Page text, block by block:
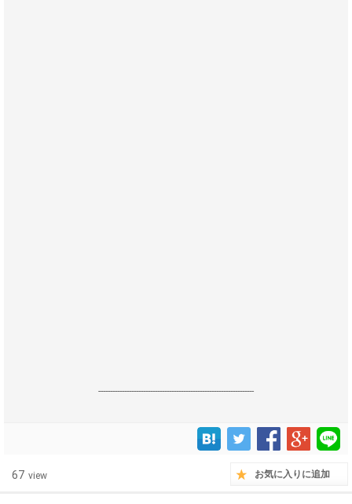
------------------------------------------------------------------
67 view お気に入りに追加